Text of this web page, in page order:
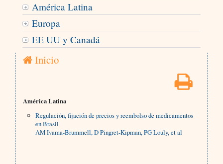
América Latina
Europa
EE UU y Canadá
Inicio
América Latina
Regulación, fijación de precios y reembolso de medicamentos
en Brasil
AM Ivama-Brummell, D Pingret-Kipman, PG Louly, et al